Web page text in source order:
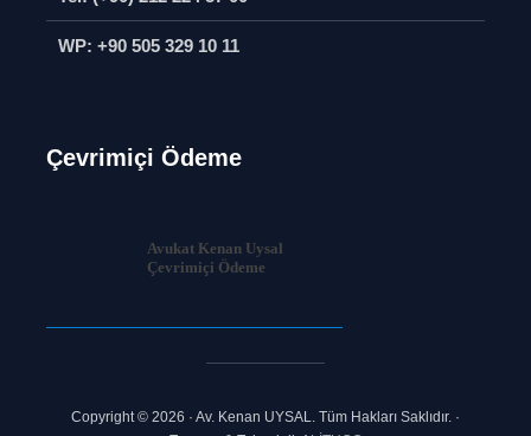
WP: +90 505 329 10 11
Çevrimiçi Ödeme
Avukat Kenan Uysal
Çevrimiçi Ödeme
Copyright © 2026 · Av. Kenan UYSAL. Tüm Hakları Saklıdır. ·